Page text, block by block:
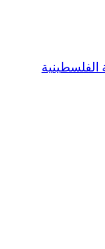
الفلسطينية